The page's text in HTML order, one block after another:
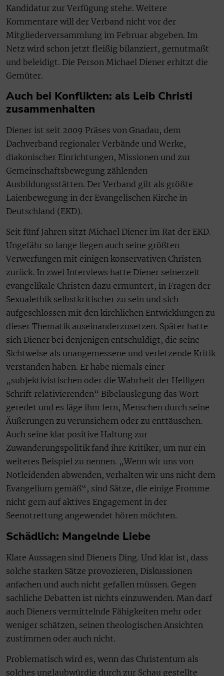
Kandidatur zur Verfügung stehe. Weitere
Kommentare will der Verband nicht vor der
Mitgliederversammlung im Februar abgeben. Im
Netz wird schon jetzt fleißig bilanziert, gemutmaßt
und beleidigt. Die Person Michael Diener erhitzt die
Gemüter.
Auch bei Konflikten: als Leib Christi
zusammenhalten
Diener ist seit 2009 Präses von Gnadau, dem
Dachverband regionaler Verbände und Werke,
diakonischer Einrichtungen, Missionen und zur
Gemeinschaftsbewegung zählenden
Ausbildungsstätten. Der Verband gilt als größte
Laienbewegung in der Evangelischen Kirche in
Deutschland (EKD).
Seit fünf Jahren sitzt Michael Diener im Rat der EKD.
Ungefähr so lange liegen auch seine größten
Verwerfungen mit einigen konservativen Christen
zurück. In zwei Interviews hatte Diener seinerzeit
evangelikale Christen dazu ermuntert, in Fragen der
Sexualethik selbstkritischer zu sein und sich
aufgeschlossen mit den kirchlichen Entwicklungen zu
dieser Thematik auseinanderzusetzen. Später hatte
sich Diener bei denjenigen entschuldigt, die seine
Sichtweise als unangemessene und verletzende Kritik
verstanden haben. Er habe niemals einer
„subjektivistischen oder die Wahrheit der Heiligen
Schrift relativierenden“ Bibelauslegung das Wort
geredet und es läge ihm fern, Menschen durch seine
Äußerungen zu verunsichern oder zu enttäuschen.
Auch seine klar positive Haltung zur
Zuwanderungspolitik fand ihre Kritiker, um nur ein
weiteres Beispiel zu nennen. „Wenn wir uns von
Notleidenden abwenden, verhalten wir uns nicht dem
Evangelium gemäß“, sind Sätze, die einige Fromme
nicht gern auf aktives Engagement in der
Seenotrettung angewendet hören möchten.
Schädlich: Mangelnde Liebe
Klare Aussagen sind Dieners Ding. Und klar ist, dass
solche starken Sätze provozieren, Diskussionen
anfachen und auch nicht gefallen müssen. Gegen
sachliche Debatten ist nichts einzuwenden. Man darf
auch Dieners vermittelnde Fähigkeiten mehr oder
weniger schätzen, seinen theologischen Ansichten
zustimmen oder auch nicht.
Problematisch wird es, wenn das Christentum als
solches unglaubwürdig durch zur Schau gestellte